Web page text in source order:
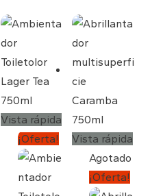
Vista rápida
¡Oferta!
Vista rápida
Agotado
¡Oferta!